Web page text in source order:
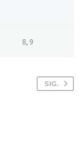
8, 9
SIG.